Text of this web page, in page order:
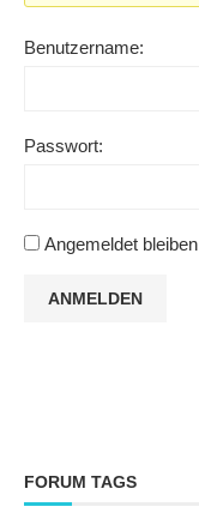
Benutzername:
Passwort:
Angemeldet bleiben
ANMELDEN
FORUM TAGS